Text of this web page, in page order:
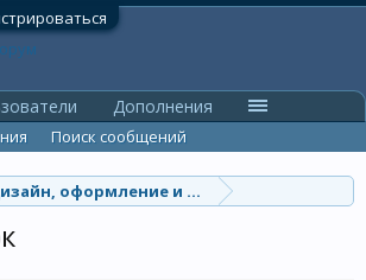
оформление и шаблоны
Поиск сообщений
Дополнения